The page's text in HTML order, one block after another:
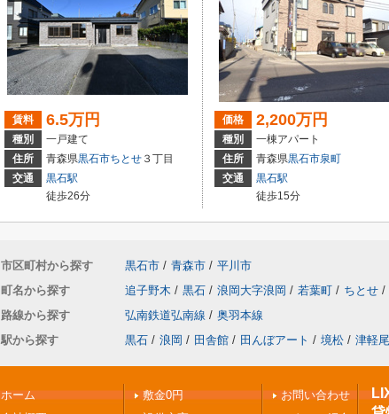
賃料 6.5万円
種別
一戸建て
住所
青森県黒石市ちとせ ３丁目
交通
黒石駅
徒歩26分
価格 2,200万円
種別
一棟アパート
住所
青森県黒石市泉町
交通
黒石駅
徒歩15分
市区町村から探す 黒石市 / 青森市 / 平川市
町名から探す
追子野木 / 黒石 / 浪岡大字浪岡 / 若葉町 / ちとせ /
路線から探す
弘南鉄道弘南線 / 奥羽本線
駅から探す
黒石 / 浪岡 / 田舎館 / 田んぼアート / 境松 / 津軽
ホーム
敷金0円
お問い合わせ